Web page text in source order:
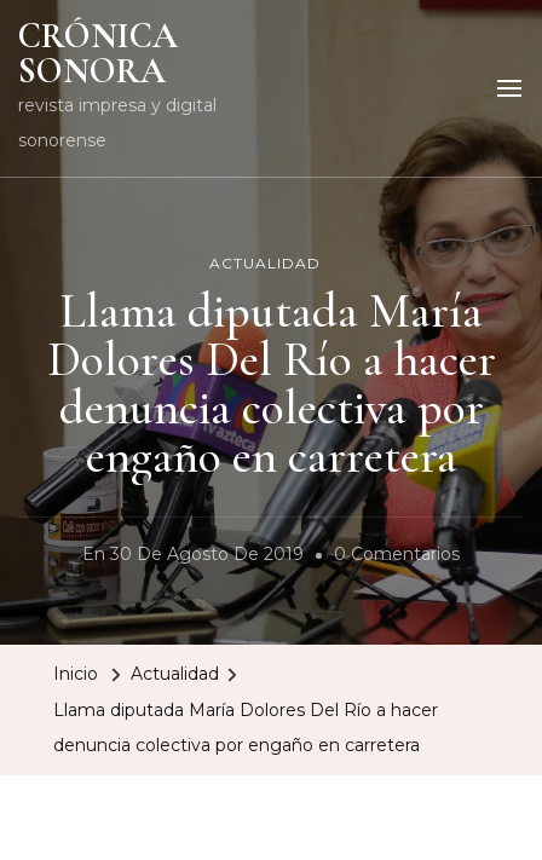
CRÓNICA
SONORA
revista impresa y digital
sonorense
ACTUALIDAD
Llama diputada María
Dolores Del Río a hacer
denuncia colectiva por
engaño en carretera
En30 De Agosto De 2019 0 ComentariosEn
Llama
Diputada
Inicio
Actualidad
Llama diputada María Dolores Del Río a hacer
denuncia colectiva por engaño en carretera